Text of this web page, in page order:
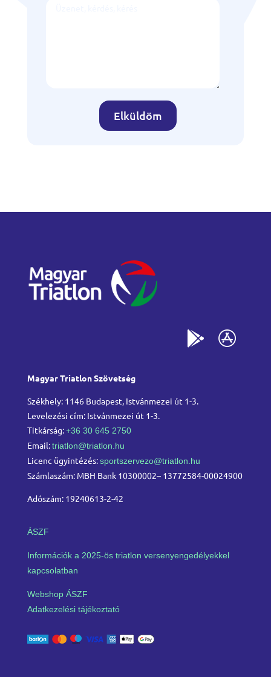
Elküldöm
Magyar Triatlon Szövetség
Székhely: 1146 Budapest, Istvánmezei út 1-3.
Levelezési cím: Istvánmezei út 1-3.
Titkárság:+36 30 645 2750
Email:triatlon@triatlon.hu
Licenc ügyintézés:sportszervezo@triatlon.hu
Számlaszám: MBH Bank 10300002– 13772584-00024900
Adószám: 19240613-2-42
ÁSZF
Információk a 2025-ös triatlon versenyengedélyekkel
kapcsolatban
Webshop ÁSZF
Adatkezelési tájékoztató